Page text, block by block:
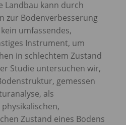
Landbau kann durch
zur Bodenverbesserung
umfassendes,
Instrument, um
in schlechtem Zustand
Studie untersuchen wir,
gemessen
als
Zustand eines Bodens